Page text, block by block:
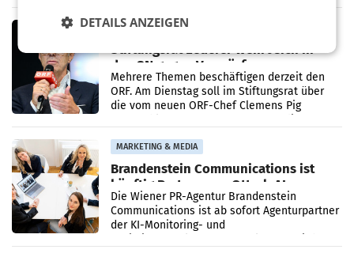
verdoppelte (+102
MARKETING & MEDIA
Stiftungsrat Lederer wehrt sich in
den SN gegen Vorwürfe
Mehrere Themen beschäftigen derzeit den
ORF. Am Dienstag soll im Stiftungsrat über
die vom neuen ORF-Chef Clemens Pig
MARKETING & MEDIA
Brandenstein Communications ist
künftig Partner von OtterlyAI
Die Wiener PR-Agentur Brandenstein
Communications ist ab sofort Agenturpartner
der KI-Monitoring- und
DETAILS ANZEIGEN